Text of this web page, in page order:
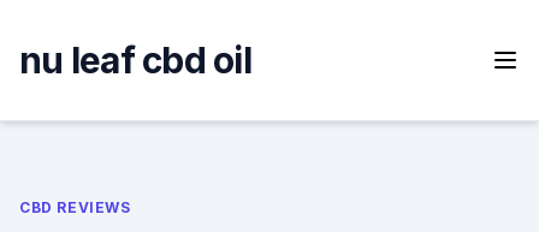
content
nu leaf cbd oil
CBD REVIEWS